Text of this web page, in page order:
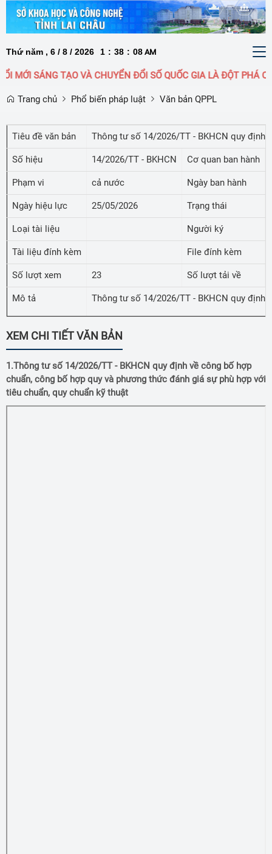
Thứ năm , 6 / 8 / 2026 1 : 38 : 08 AM
MỚI SÁNG TẠO VÀ CHUYỂN ĐỔI SỐ QUỐC GIA LÀ ĐỘT PHÁ
Trang chủ Phổ biến pháp luật Văn bản QPPL
Tiêu đề văn bản Thông tư số 14/2026/TT - BKHCN quy định
Số hiệu 14/2026/TT - BKHCN Cơ quan ban hành
Phạm vi cả nước Ngày ban hành
Ngày hiệu lực 25/05/2026 Trạng thái
Loại tài liệu Người ký
Tài liệu đính kèm File đính kèm
Số lượt xem 23 Số lượt tải về
Mô tả Thông tư số 14/2026/TT - BKHCN quy định
XEM CHI TIẾT VĂN BẢN
1.Thông tư số 14/2026/TT - BKHCN quy định về công bố hợp
chuẩn, công bố hợp quy và phương thức đánh giá sự phù hợp với
tiêu chuẩn, quy chuẩn kỹ thuật